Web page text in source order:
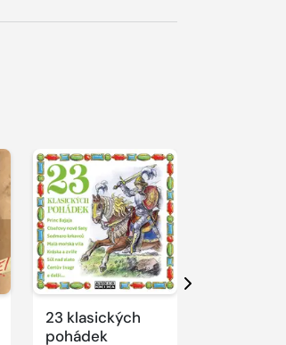
23 klasických
pohádek
Přehrát
ukázku
Další